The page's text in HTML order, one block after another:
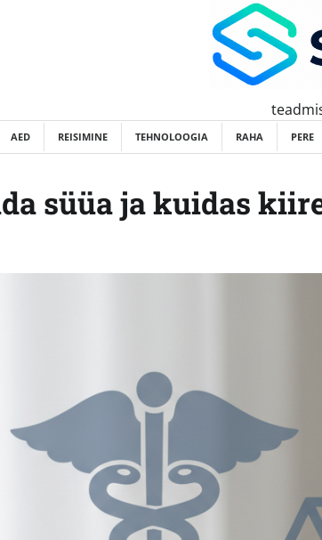
AED REISIMINE TEHNOLOOGIA RAHA PERE
süüa ja kuidas